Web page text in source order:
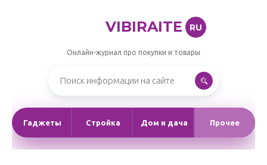
VIBIRAITE RU
Онлайн-журнал про покупки и товары
Гаджеты Стройка Дом и дача Прочее